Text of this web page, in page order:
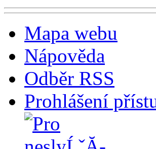
Mapa webu
Nápověda
Odběr RSS
Prohlášení